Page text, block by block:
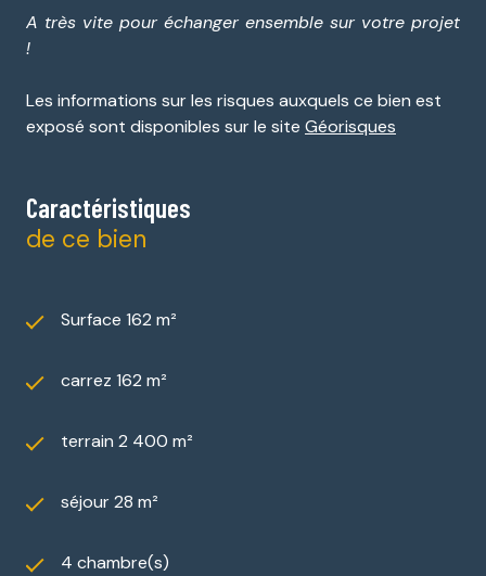
A très vite pour échanger ensemble sur votre projet
!
Les informations sur les risques auxquels ce bien est
exposé sont disponibles sur le site Géorisques
Caractéristiques
de ce bien
Surface 162 m²
carrez 162 m²
terrain 2 400 m²
séjour 28 m²
4 chambre(s)